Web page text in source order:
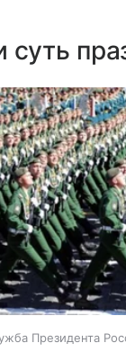
суть
Президента